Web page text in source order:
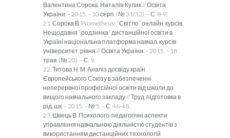
Валентина Сорока, Наталія Кулик // Освіта
України. – 2015. – 10 серп. (№ 31/32). – С. 8-9.
21. Сорока В. Prometheus: “Світло” онлайн-курсів.
Нещодавня “родзинка” дистанційної освіти в
Україні національна платформа навчал. курсів
університет. рівня // Освіта України. – 2015. – 18
трав. (№ 20). – С. 9.
22. Титова Н. М. Аналіз досвіду країн
Європейського Союзу в забезпеченні
неперервної професійної освіти від школи до
вищого навчального закладу // Труд. підготовка в
рід. шк. – 2015. – № 5. – С. 46-48.
23. Швець В. Психолого-педагогічні аспекти
управління навчальною діяльністю студентів з
використанням дистанційних технологій